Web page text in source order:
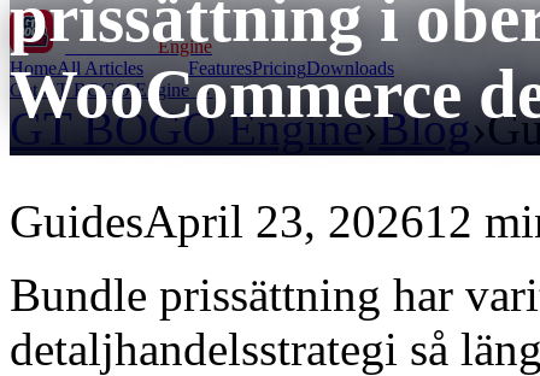
GT BOGOEngine
HomeAll Articles FeaturesPricingDownloads
Get GT BOGO Engine →
GT BOGO Engine›Blog›
prissättning i
WooCommerce
GuidesApril 23, 202612
Bundle prissättning har
detaljhandelsstrategi så